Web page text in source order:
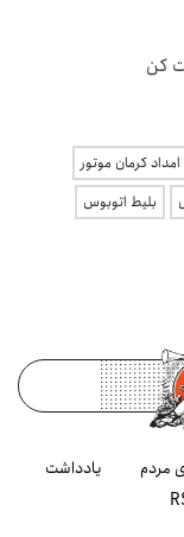
امداد کرمان موتور
بلیط اتوبوس
مردم
یادداشت